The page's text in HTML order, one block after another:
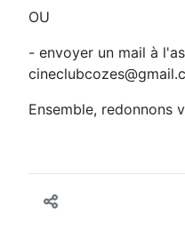
OU
- envoyer un mail à
Ensemble, redonnons